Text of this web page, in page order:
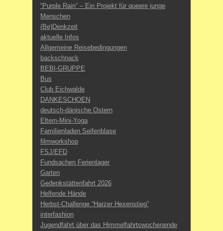
“Purple Rain” – Ein Projekt für queere junge
Menschen
(Be)Denkzeit
aktuelle Infos
Allgemeine Reisebedingungen
backschnack
BEBI-GRUPPE
Bus
Club Eichwalde
DANKESCHOEN
deutsch-dänische Ostern
Eltern-Mini-Yoga
Familienladen Seifenblase
filmworkshop
FSJ/EFD
Fundsachen Ferienlager
Garten
Gedenkstättenfahrt 2026
Helfende Hände
Herbst-Challenge “Harzer Hexenstieg”
interfashion
Jugendfahrt über das Himmelfahrtswochenende